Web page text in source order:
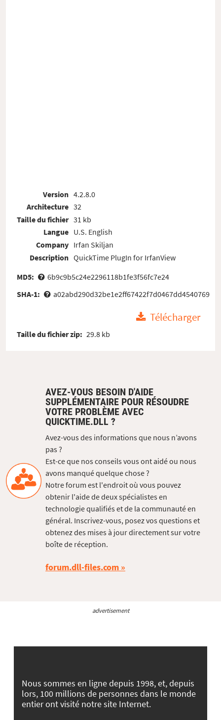
Version
Architecture
Taille du fichier
Langue
Company
Description
4.2.8.0
32
31 kb
U.S. English
Irfan Skiljan
QuickTime PlugIn for IrfanView
MD5:
6b9c9b5c24e2296118b1fe3f56fc7e24
SHA-1:
a02abd290d32be1e2ff67422f7d0467dd4540769
Télécharger
Taille du fichier zip: 29.8 kb
AVEZ-VOUS BESOIN D'AIDE
SUPPLÉMENTAIRE POUR RÉSOUDRE
VOTRE PROBLÈME AVEC
QUICKTIME.DLL ?
Avez-vous des informations que nous n’avons
pas ?
Est-ce que nos conseils vous ont aidé ou nous
avons manqué quelque chose ?
Notre forum est l'endroit où vous pouvez
obtenir l'aide de deux spécialistes en
technologie qualifiés et de la communauté en
général. Inscrivez-vous, posez vos questions et
obtenez des mises à jour directement sur votre
boîte de réception.
forum.dll-files.com
advertisement
Nous sommes en ligne depuis 1998, et, depuis
lors, 100 millions de personnes dans le monde
entier ont visité notre site Internet.